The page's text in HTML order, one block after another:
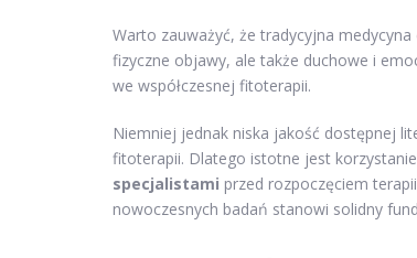
Warto zauważyć, że tradycyjna
fizyczne objawy, ale także duchowe i
we współczesnej fitoterapii.
Niemniej jednak niska jakość dostępnej
fitoterapii. Dlatego istotne jest
specjalistami przed rozpoczęciem
nowoczesnych badań stanowi solidny